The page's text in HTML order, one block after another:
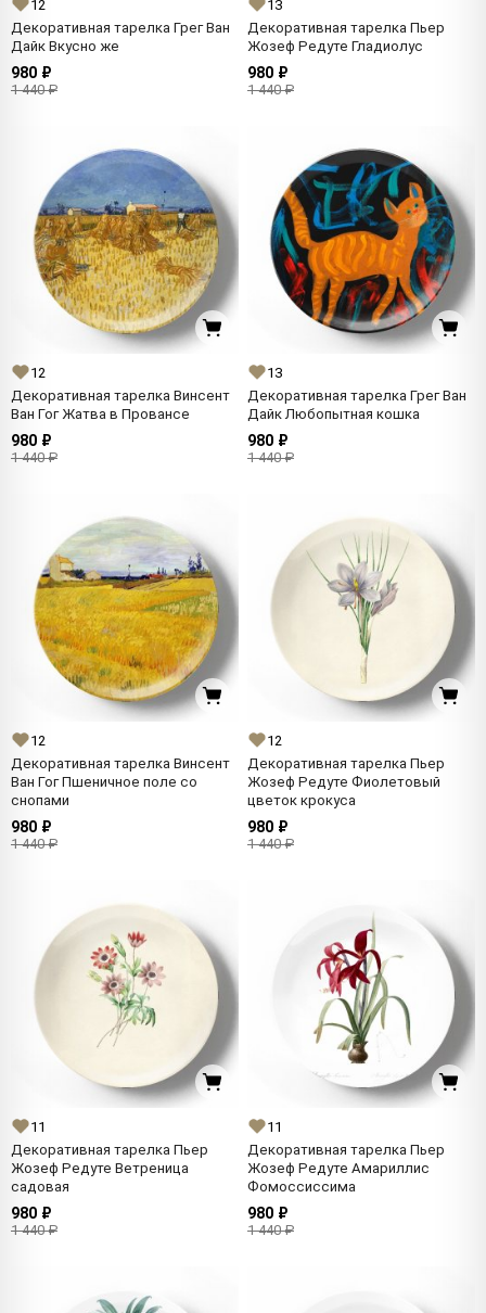
12
Декоративная тарелка Грег Ван
Дайк Вкусно же
980 ₽
1 440 ₽
13
Декоративная тарелка Пьер
Жозеф Редуте Гладиолус
980 ₽
1 440 ₽
12
Декоративная тарелка Винсент
Ван Гог Жатва в Провансе
980 ₽
1 440 ₽
13
Декоративная тарелка Грег Ван
Дайк Любопытная кошка
980 ₽
1 440 ₽
12
Декоративная тарелка Винсент
Ван Гог Пшеничное поле со
снопами
980 ₽
1 440 ₽
12
Декоративная тарелка Пьер
Жозеф Редуте Фиолетовый
цветок крокуса
980 ₽
1 440 ₽
11
Декоративная тарелка Пьер
Жозеф Редуте Ветреница
садовая
980 ₽
1 440 ₽
11
Декоративная тарелка Пьер
Жозеф Редуте Амариллис
Фомоссиссима
980 ₽
1 440 ₽